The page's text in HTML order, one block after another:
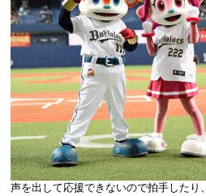
声を出して応援できないので拍手したり、